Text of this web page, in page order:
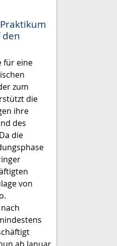
den
für eine
zum
die
ihre
des
die
von